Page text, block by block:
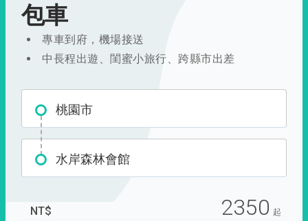
包車
專車到府，機場接送
中長程出遊、閨蜜小旅行、跨縣市出差
桃園市
水岸森林會館
NT$ 2350 起